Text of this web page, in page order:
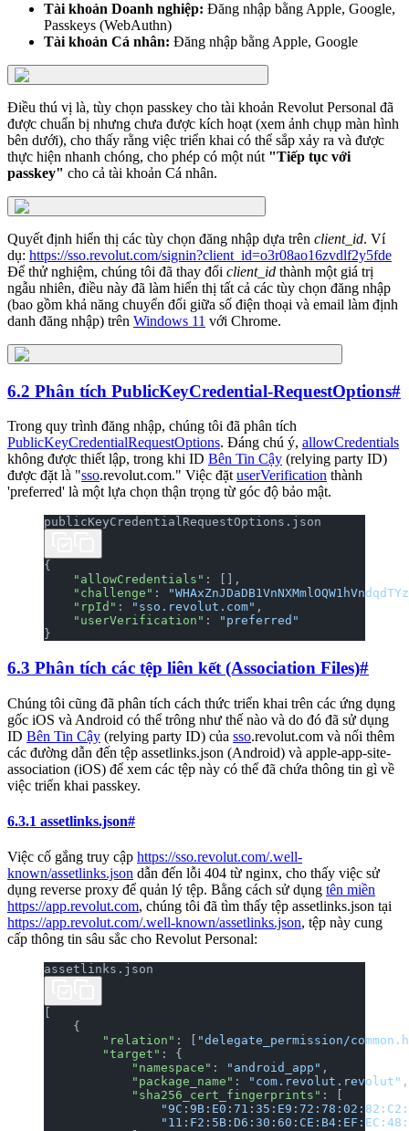
Tài khoản Doanh nghiệp: Đăng nhập bằng Apple, Google,
Passkeys (WebAuthn)
Tài khoản Cá nhân: Đăng nhập bằng Apple, Google
Điều thú vị là, tùy chọn passkey cho tài khoản Revolut Personal đã
được chuẩn bị nhưng chưa được kích hoạt (xem ảnh chụp màn hình
bên dưới), cho thấy rằng việc triển khai có thể sắp xảy ra và được
thực hiện nhanh chóng, cho phép có một nút "Tiếp tục với
passkey" cho cả tài khoản Cá nhân.
Quyết định hiển thị các tùy chọn đăng nhập dựa trên client_id. Ví
dụ: https://sso.revolut.com/signin?client_id=o3r08ao16zvdlf2y5fde
Để thử nghiệm, chúng tôi đã thay đổi client_id thành một giá trị
ngẫu nhiên, điều này đã làm hiển thị tất cả các tùy chọn đăng nhập
(bao gồm khả năng chuyển đổi giữa số điện thoại và email làm định
danh đăng nhập) trên Windows 11 với Chrome.
6.2 Phân tích PublicKeyCredential-RequestOptions#
Trong quy trình đăng nhập, chúng tôi đã phân tích
PublicKeyCredentialRequestOptions. Đáng chú ý, allowCredentials
không được thiết lập, trong khi ID Bên Tin Cậy (relying party ID)
được đặt là "sso.revolut.com." Việc đặt userVerification thành
'preferred' là một lựa chọn thận trọng từ góc độ bảo mật.
publicKeyCredentialRequestOptions.json
{
    "allowCredentials"
: [],
    "challenge"
:
    "rpId"
: "sso.revolut.com" ,
    "userVerification"
:
"preferred"
}
6.3 Phân tích các tệp liên kết (Association Files)#
Chúng tôi cũng đã phân tích cách thức triển khai trên các ứng dụng
gốc iOS và Android có thể trông như thế nào và do đó đã sử dụng
ID Bên Tin Cậy (relying party ID) của sso.revolut.com và nối thêm
các đường dẫn đến tệp assetlinks.json (Android) và apple-app-site-
association (iOS) để xem các tệp này có thể đã chứa thông tin gì về
việc triển khai passkey.
6.3.1 assetlinks.json#
Việc cố gắng truy cập https://sso.revolut.com/.well-
known/assetlinks.json dẫn đến lỗi 404 từ nginx, cho thấy việc sử
dụng reverse proxy để quản lý tệp. Bằng cách sử dụng tên miền
https://app.revolut.com, chúng tôi đã tìm thấy tệp assetlinks.json tại
https://app.revolut.com/.well-known/assetlinks.json, tệp này cung
cấp thông tin sâu sắc cho Revolut Personal:
assetlinks.json
    {
        "relation"
: [
"delegate_permission/
        "target"
: {
            "namespace"
: "android_app" ,
            "package_name"
: "com.revolut.revolut" ,
            "sha256_cert_fingerprints"
: [